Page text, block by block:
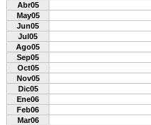
Abr05
May05
Jun05
Jul05
Ago05
Sep05
Oct05
Nov05
Dic05
Ene06
Feb06
Mar06